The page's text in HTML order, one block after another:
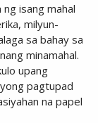
isang mahal
milyun-
sa bahay sa
minamahal.
upang
pagtupad
na papel